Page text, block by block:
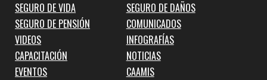
SEGURO DE VIDA
SEGURO DE DAÑOS
SEGURO DE PENSIÓN
COMUNICADOS
VIDEOS
INFOGRAFÍAS
CAPACITACIÓN
NOTICIAS
EVENTOS
CAAMIS